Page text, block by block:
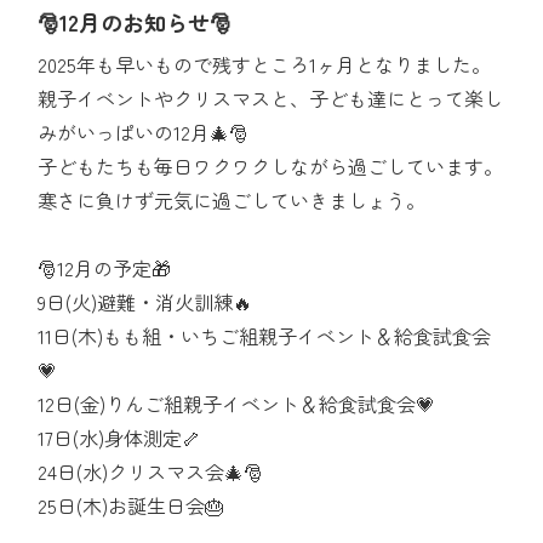
🎅12月のお知らせ🎅
2025年も早いもので残すところ1ヶ月となりました。
親子イベントやクリスマスと、子ども達にとって楽し
みがいっぱいの12月🎄🎅
子どもたちも毎日ワクワクしながら過ごしています。
寒さに負けず元気に過ごしていきましょう。
🎅12月の予定🎁
9日(火)避難・消火訓練🔥
11日(木)もも組・いちご組親子イベント＆給食試食会
💗
12日(金)りんご組親子イベント＆給食試食会💗
17日(水)身体測定🦴
24日(水)クリスマス会🎄🎅
25日(木)お誕生日会🎂